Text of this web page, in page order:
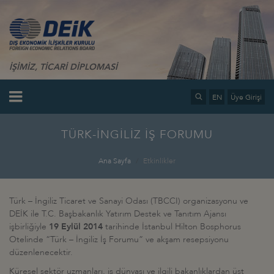
İŞİMİZ, TİCARİ DİPLOMASİ
EN Üye Girişi
TÜRK-İNGİLİZ İŞ FORUMU
Ana Sayfa Etkinlikler
Türk – İngiliz Ticaret ve Sanayi Odası (TBCCI) organizasyonu ve
DEİK ile T.C. Başbakanlık Yatırım Destek ve Tanıtım Ajansı
işbirliğiyle 19 Eylül 2014 tarihinde İstanbul Hilton Bosphorus
Otelinde “Türk – İngiliz İş Forumu” ve akşam resepsiyonu
düzenlenecektir.
Küresel sektör uzmanları, iş dünyası ve ilgili bakanlıklardan üst